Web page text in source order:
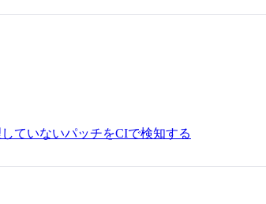
していないパッチをCIで検知する